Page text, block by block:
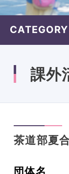
CATEGORY
課外
茶道部夏